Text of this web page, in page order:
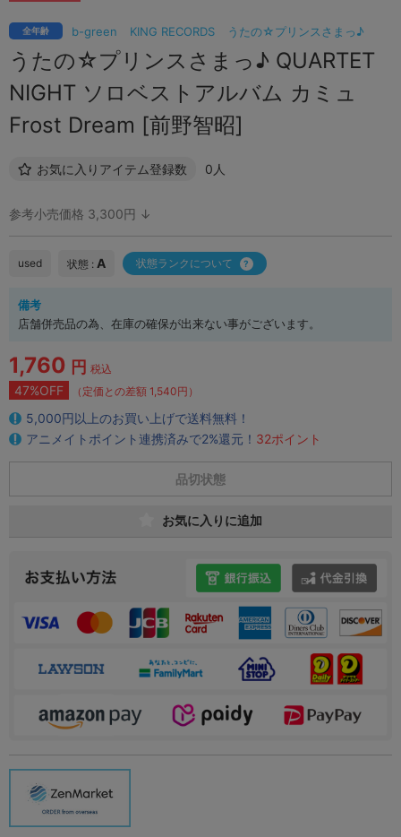
b-green KING RECORDS うたの☆プリンスさまっ♪
全年齢
うたの☆プリンスさまっ♪ QUARTET
NIGHT ソロベストアルバム カミュ
Frost Dream [前野智昭]
お気に入りアイテム登録数 0人
参考小売価格 3,300円 ↓
used 状態 : A 状態ランクについて
備考
店舗併売品の為、在庫の確保が出来ない事がございます。
1,760 円 税込
47%OFF （定価との差額 1,540円）
5,000円以上のお買い上げで送料無料！
アニメイトポイント連携済みで2%還元！ 32ポイント
品切状態
お気に入りに追加